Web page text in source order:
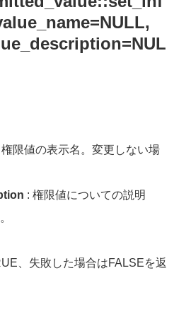
権限値の表示名。変更しない場
: 権限値についての説明
、失敗した場合はFALSEを返